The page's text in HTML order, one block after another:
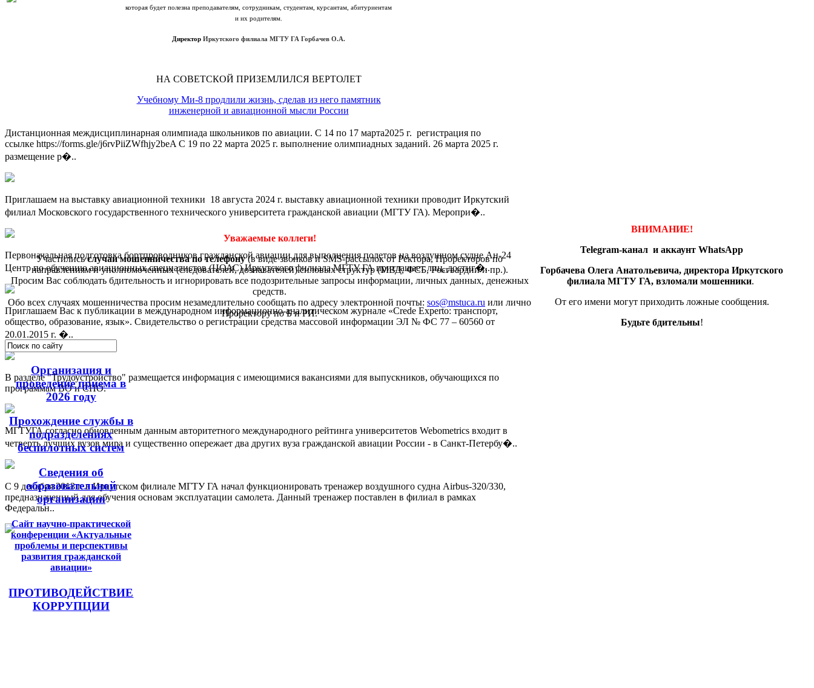
которая будет полезна преподавателям, сотрудникам, студентам, курсантам, абитуриентам
и их родителям.
ДиректорИркутского филиала МГТУ ГА Горбачев О.А.
НА СОВЕТСКОЙ ПРИЗЕМЛИЛСЯ ВЕРТОЛЕТ
Учебному Ми‑8 продлили жизнь, сделав из него памятник
инженерной и авиационной мысли России
Дистанционная междисциплинарная олимпиада школьников по авиации. С 14 по 17 марта2025 г. регистрация по
ссылке https://forms.gle/j6rvPiiZWfhjy2beA С 19 по 22 марта 2025 г. выполнение олимпиадных заданий. 26 марта 2025 г.
размещение р�..
Приглашаем на выставку авиационной техники 18 августа 2024 г. выставку авиационной техники проводит Иркутский
филиал Московского государственного технического университета гражданской авиации (МГТУ ГА). Меропри�..
Первоначальная подготовка бортпроводников гражданской авиации для выполнения полетов на воздушном судне Ан-24
Центр по обучению авиационных специалистов (ЦОАС) Иркутского филиала МГТУ ГА приглашает лиц, достиг�..
Приглашаем Вас к публикации в международном информационно-аналитическом журнале «Crede Experto: транспорт,
общество, образование, язык». Свидетельство о регистрации средства массовой информации ЭЛ № ФС 77 – 60560 от
20.01.2015 г. �..
В разделе "Трудоустройство" размещается информация с имеющимися вакансиями для выпускников, обучающихся по
программам ВО и СПО.
МГТУГА согласно обновленным данным авторитетного международного рейтинга университетов Webometrics входит в
четверть лучших вузов мира и существенно опережает два других вуза гражданской авиации России - в Санкт-Петербу�..
С 9 декабря 2013 г. в Иркутском филиале МГТУ ГА начал функционировать тренажер воздушного судна Airbus-320/330,
предназначенный для обучения основам эксплуатации самолета. Данный тренажер поставлен в филиал в рамках
Федеральн..
Уважаемые коллеги!
Участилисьслучаи мошенничества по телефону(в виде звонков и SMS-рассылок от Ректора, Проректоров по
направлениям и уполномоченных (следователей, дознавателей) силовых структур (МВД, ФСБ, Росгвардии и пр.).
Просим Вас соблюдать бдительность и игнорировать все подозрительные запросы информации, личных данных, денежных
средств.
Обо всех случаях мошенничества просим незамедлительно сообщать по адресу электронной почты: sos@mstuca.ru или лично
Проректору по Б и РИ.
ВНИМАНИЕ!
Telegram-канал и аккаунт WhatsApp
Горбачева Олега Анатольевича, директора Иркутского
филиала МГТУ ГА, взломали мошенники.
От его имени могут приходить ложные сообщения.
Будьте бдительны!
Организация и
проведение приема в
2026 году
Прохождение службы в
подразделениях
беспилотных систем
Сведения об
образовательной
организации
Сайт научно-практической
конференции «Актуальные
проблемы и перспективы
развития гражданской
авиации»
ПРОТИВОДЕЙСТВИЕ
КОРРУПЦИИ